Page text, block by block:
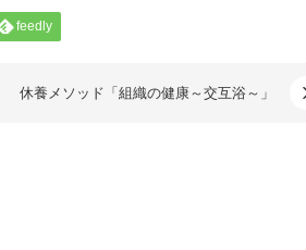
feedly
休養メソッド「組織の健康～交互浴～」